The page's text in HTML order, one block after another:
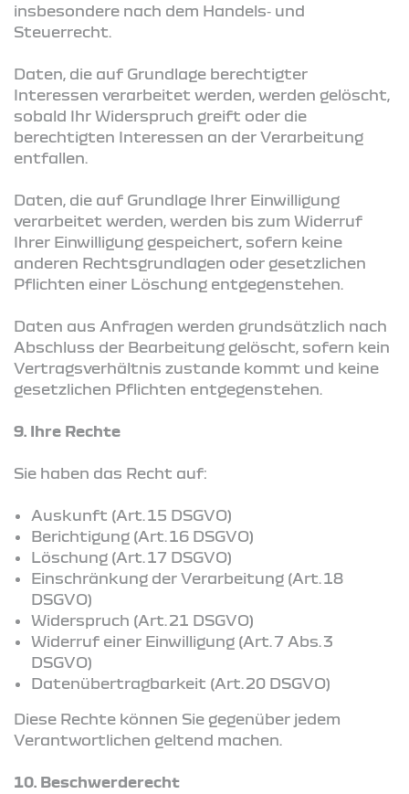
insbesondere nach dem Handels‑ und
Steuerrecht.
Daten, die auf Grundlage berechtigter
Interessen verarbeitet werden, werden gelöscht,
sobald Ihr Widerspruch greift oder die
berechtigten Interessen an der Verarbeitung
entfallen.
Daten, die auf Grundlage Ihrer Einwilligung
verarbeitet werden, werden bis zum Widerruf
Ihrer Einwilligung gespeichert, sofern keine
anderen Rechtsgrundlagen oder gesetzlichen
Pflichten einer Löschung entgegenstehen.
Daten aus Anfragen werden grundsätzlich nach
Abschluss der Bearbeitung gelöscht, sofern kein
Vertragsverhältnis zustande kommt und keine
gesetzlichen Pflichten entgegenstehen.
9. Ihre Rechte
Sie haben das Recht auf:
Auskunft (Art. 15 DSGVO)
Berichtigung (Art. 16 DSGVO)
Löschung (Art. 17 DSGVO)
Einschränkung der Verarbeitung (Art. 18
DSGVO)
Widerspruch (Art. 21 DSGVO)
Widerruf einer Einwilligung (Art. 7 Abs. 3
DSGVO)
Datenübertragbarkeit (Art. 20 DSGVO)
Diese Rechte können Sie gegenüber jedem
Verantwortlichen geltend machen.
10. Beschwerderecht